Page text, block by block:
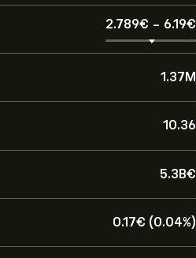
2.789‎€‎ - 6.19‎€‎
1.37M
10.36
5.3B‎€‎
0.17‎€‎ (0.04%)